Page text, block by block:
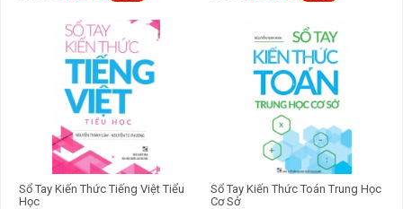
Sổ Tay Kiến Thức Tiếng Việt Tiểu
Học
Sổ Tay Kiến Thức Toán Trung Học
Cơ Sở